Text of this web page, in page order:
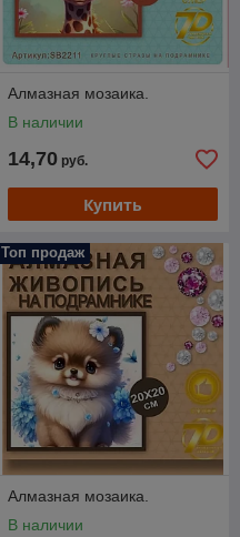
Алмазная мозаика.
В наличии
14,70 руб.
Купить
Топ продаж
Алмазная мозаика.
В наличии